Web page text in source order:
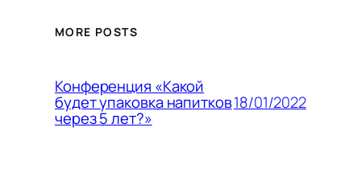
MORE POSTS
Конференция «Какой
будет упаковка напитков
через 5 лет?»
18/01/2022